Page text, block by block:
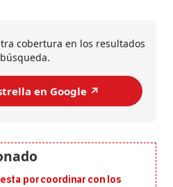
cobertura en los resultados
en Google ↗️
por coordinar con los